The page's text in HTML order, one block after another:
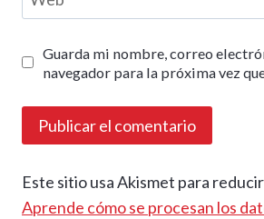
Guarda mi nombre, correo
navegador para la próxima vez
Este sitio usa Akismet para
Aprende cómo se procesan los